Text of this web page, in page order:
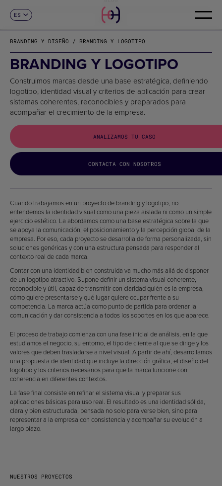
ES
FR
DE
IT
PT
CONTACTO
BRANDING Y DISEÑO / BRANDING Y LOGOTIPO
BRANDING Y LOGOTIPO
Construimos marcas desde una base estratégica, definiendo
logotipo, identidad visual y criterios de aplicación para crear
sistemas coherentes, reconocibles y preparados para
acompañar el crecimiento de la empresa.
ANALIZAMOS TU CASO
CONTACTA CON NOSOTROS
Cuando trabajamos en un proyecto de branding y logotipo, no
entendemos la identidad visual como una pieza aislada ni como un simple
ejercicio estético. La abordamos como una base estratégica sobre la que
se apoya la comunicación, el posicionamiento y la percepción global de la
empresa. Por eso, cada proyecto se desarrolla de forma personalizada, sin
soluciones genéricas y con una estructura pensada para responder al
contexto real de cada marca.
Contar con una identidad bien construida va mucho más allá de disponer
de un logotipo atractivo. Supone definir un sistema visual coherente,
reconocible y útil, capaz de transmitir con claridad quién es la empresa,
cómo quiere presentarse y qué lugar quiere ocupar frente a su
competencia. La marca actúa como punto de partida para ordenar la
comunicación y dar consistencia a todos los soportes en los que aparece.
El proceso de trabajo comienza con una fase inicial de análisis, en la que
estudiamos el negocio, su entorno, el tipo de cliente al que se dirige y los
valores que deben trasladarse a nivel visual. A partir de ahí, desarrollamos
una propuesta de identidad que incluye la dirección gráfica, el diseño del
logotipo y los criterios necesarios para que la marca funcione con
coherencia en diferentes contextos.
La fase final consiste en refinar el sistema visual y preparar sus
aplicaciones básicas para uso real. El resultado es una identidad sólida,
clara y bien estructurada, pensada no solo para verse bien, sino para
representar a la empresa con consistencia y acompañar su evolución a
largo plazo.
NUESTROS PROYECTOS